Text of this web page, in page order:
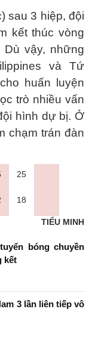
sau 3 hiệp, đội
kết thúc vòng
Dù vậy, những
và Tứ
huấn luyện
trò nhiều vấn
hình dự bị. Ở
chạm trán đàn
25
18
TIỂU MINH
bóng chuyền
kết
3 lần liên tiếp vô